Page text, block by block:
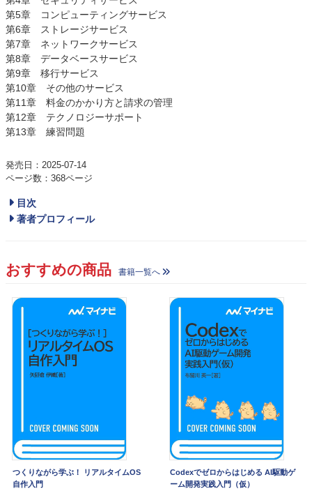
第5章 コンピューティングサービス
第6章 ストレージサービス
第7章 ネットワークサービス
第8章 データベースサービス
第9章 移行サービス
第10章 その他のサービス
第11章 料金のかかり方と請求の管理
第12章 テクノロジーサポート
第13章 練習問題
発売日：2025-07-14
ページ数：368ページ
目次
著者プロフィール
おすすめの商品 書籍一覧へ
つくりながら学ぶ！ リアルタイムOS
自作入門
Codexでゼロからはじめる AI駆動ゲ
ーム開発実践入門（仮）